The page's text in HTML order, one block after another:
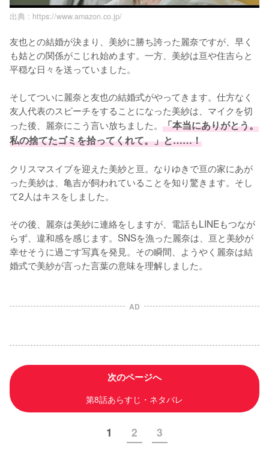
出典 : https://www.amazon.co.jp/
友也との結婚が決まり、美紗に勝ち誇った麗奈ですが、早く
も姑との関係がこじれ始めます。一方、美紗は亘や住吉らと
平穏な日々を送っていました。
そしてついに麗奈と友也の結婚式がやってきます。仕方なく
友人代表のスピーチをすることになった美紗は、マイクを切
った後、麗奈にこう言い放ちました。 「本当にありがとう。
私の捨てたゴミを拾ってくれて。」と……！
クリスマスイブを迎えた美紗と亘。なりゆきで亘の家にあが
った美紗は、亀吉が飼われていることを知り驚きます。そし
て2人はキスをしました。
その後、麗奈は美紗に連絡をしますが、電話もLINEもつなが
らず、違和感を感じます。SNSを漁った麗奈は、亘と美紗が
幸せそうに過ごす写真を発見。その瞬間、ようやく麗奈は結
婚式で美紗が言った言葉の意味を理解しました。
AD
次のページへ
第8話あらすじ・ネタバレ
1 2 3